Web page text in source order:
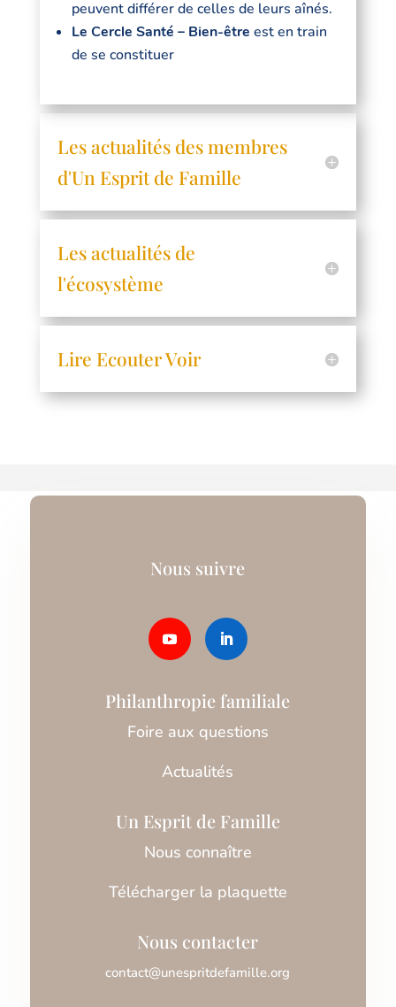
peuvent différer de celles de leurs aînés.
Le Cercle Santé – Bien-être est en train
de se constituer
Les actualités des membres
d'Un Esprit de Famille
Les actualités de
l'écosystème
Lire Ecouter Voir
Nous suivre
Philanthropie familiale
Foire aux questions
Actualités
Un Esprit de Famille
Nous connaître
Télécharger la plaquette
Nous contacter
contact@unespritdefamille.org